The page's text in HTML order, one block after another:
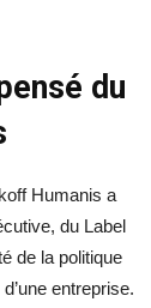
du
Humanis a
du Label
de la politique
entreprise.